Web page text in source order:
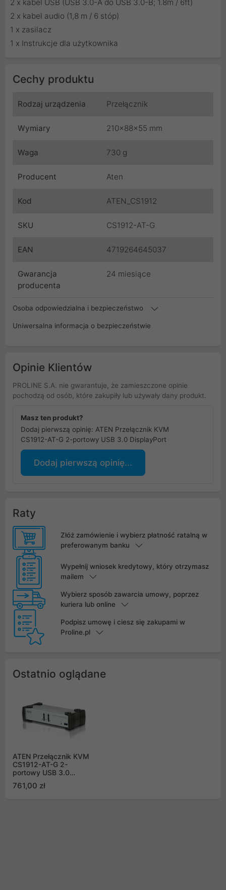
2 x kabel USB (USB 3.0-A do USB 3.0-B; 1.8m / 6ft)
2 x kabel audio (1,8 m / 6 stóp)
1 x zasilacz
1 x Instrukcje dla użytkownika
Cechy produktu
Rodzaj urządzenia Przełącznik
Wymiary 210x88x55 mm
Waga 730 g
Producent Aten
Kod ATEN_CS1912
SKU CS1912-AT-G
EAN 4719264645037
Gwarancja
producenta
24 miesiące
Osoba odpowiedzialna i bezpieczeństwo
Uniwersalna informacja o bezpieczeństwie
Opinie Klientów
PROLINE S.A. nie gwarantuje, że zamieszczone opinie
pochodzą od osób, które zakupiły lub używały dany produkt.
Masz ten produkt?
Dodaj pierwszą opinię: ATEN Przełącznik KVM
CS1912-AT-G 2-portowy USB 3.0 DisplayPort
Dodaj pierwszą opinię...
Raty
Złóż zamówienie i wybierz płatność ratalną w
preferowanym banku
Wypełnij wniosek kredytowy, który otrzymasz
mailem
Wybierz sposób zawarcia umowy, poprzez
kuriera lub online
Podpisz umowę i ciesz się zakupami w
Proline.pl
Ostatnio oglądane
ATEN Przełącznik KVM
CS1912-AT-G 2-
portowy USB 3.0
761,00 zł